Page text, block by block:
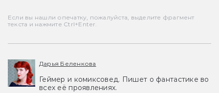
Если вы нашли опечатку, пожалуйста, выделите фрагмент
текста и нажмите Ctrl+Enter.
Дарья Беленкова
Геймер и комиксовед. Пишет о фантастике во
всех её проявлениях.